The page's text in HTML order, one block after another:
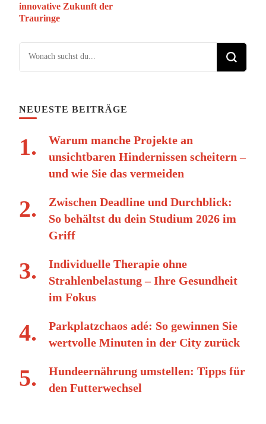
innovative Zukunft der
Trauringe
Suchst du nach etwas?
NEUESTE BEITRÄGE
Warum manche Projekte an
unsichtbaren Hindernissen scheitern –
und wie Sie das vermeiden
Zwischen Deadline und Durchblick:
So behältst du dein Studium 2026 im
Griff
Individuelle Therapie ohne
Strahlenbelastung – Ihre Gesundheit
im Fokus
Parkplatzchaos adé: So gewinnen Sie
wertvolle Minuten in der City zurück
Hundeernährung umstellen: Tipps für
den Futterwechsel